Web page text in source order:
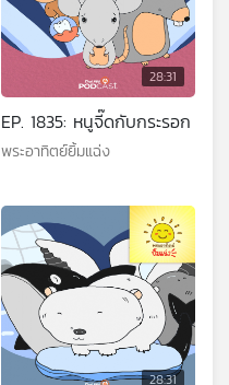
28:31
EP. 1835: หนูจี๊ดกับกระรอก
พระอาทิตย์ยิ้มแฉ่ง
28:31